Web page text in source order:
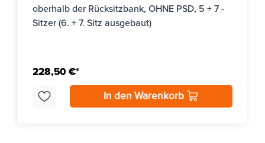
oberhalb der Rücksitzbank, OHNE PSD, 5 + 7 -
Sitzer (6. + 7. Sitz ausgebaut)
228,50 €*
In den Warenkorb